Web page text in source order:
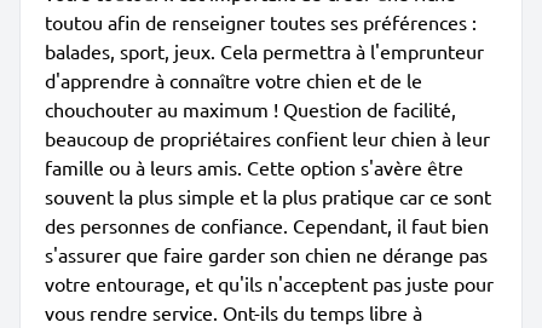
toutou afin de renseigner toutes ses préférences :
balades, sport, jeux. Cela permettra à l'emprunteur
d'apprendre à connaître votre chien et de le
chouchouter au maximum ! Question de facilité,
beaucoup de propriétaires confient leur chien à leur
famille ou à leurs amis. Cette option s'avère être
souvent la plus simple et la plus pratique car ce sont
des personnes de confiance. Cependant, il faut bien
s'assurer que faire garder son chien ne dérange pas
votre entourage, et qu'ils n'acceptent pas juste pour
vous rendre service. Ont-ils du temps libre à